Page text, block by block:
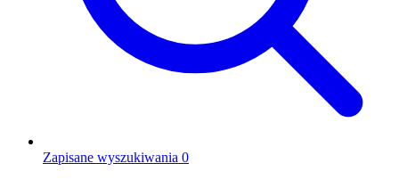
Zapisane wyszukiwania 0